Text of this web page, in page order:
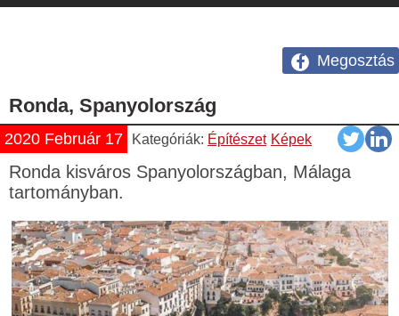
Megosztás
Ronda, Spanyolország
2020 Február 17 Kategóriák: Építészet Képek
Ronda kisváros Spanyolországban, Málaga
tartományban.